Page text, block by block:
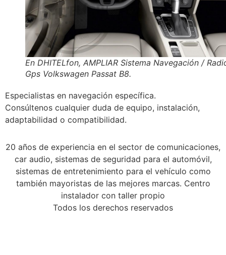
En DHITELfon, AMPLIAR Sistema Navegación /
Gps Volkswagen Passat B8.
Especialistas en navegación específica.
Consúltenos cualquier duda de equipo, instalación,
adaptabilidad o compatibilidad.
20 años de experiencia en el sector de comunicaciones,
car audio, sistemas de seguridad para el automóvil,
sistemas de entretenimiento para el vehículo como
también mayoristas de las mejores marcas. Centro
instalador con taller propio
Todos los derechos reservados